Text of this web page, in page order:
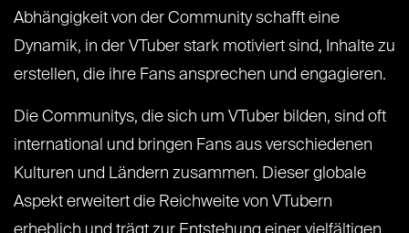
Abhängigkeit von der Community schafft eine
Dynamik, in der VTuber stark motiviert sind, Inhalte zu
erstellen, die ihre Fans ansprechen und engagieren.
Die Communitys, die sich um VTuber bilden, sind oft
international und bringen Fans aus verschiedenen
Kulturen und Ländern zusammen. Dieser globale
Aspekt erweitert die Reichweite von VTubern